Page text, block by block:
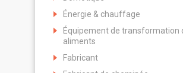
Énergie & chauffage
Équipement de transformation
aliments
Fabricant